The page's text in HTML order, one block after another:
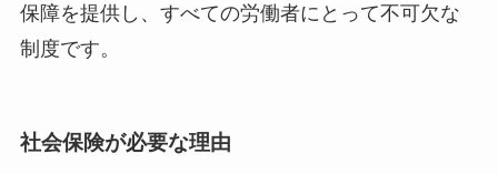
保障を提供し、すべての労働者にとって不可欠な
制度です。
社会保険が必要な理由